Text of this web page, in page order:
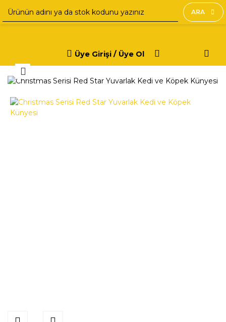
ARA
Üye Girişi / Üye Ol